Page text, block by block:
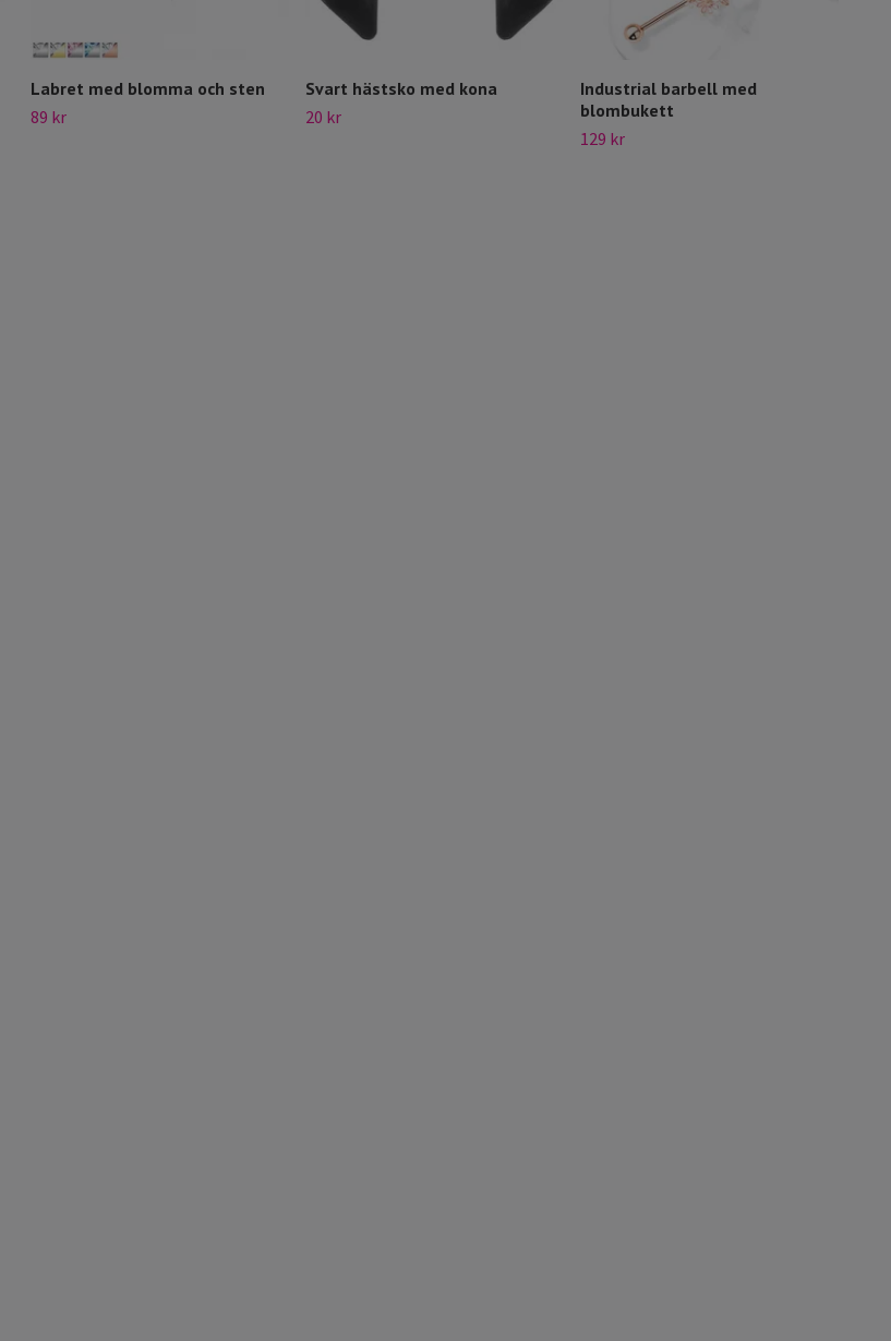
Labret med blomma och sten
89 kr
Svart hästsko med kona
20 kr
Industrial barbell med
blombukett
129 kr